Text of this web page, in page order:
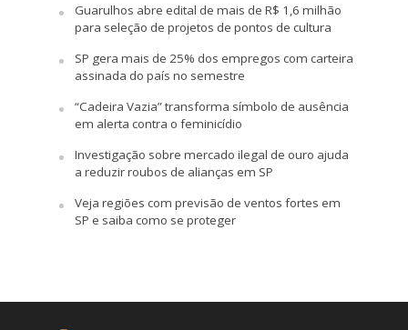
Guarulhos abre edital de mais de R$ 1,6 milhão
para seleção de projetos de pontos de cultura
SP gera mais de 25% dos empregos com carteira
assinada do país no semestre
“Cadeira Vazia” transforma símbolo de ausência
em alerta contra o feminicídio
Investigação sobre mercado ilegal de ouro ajuda
a reduzir roubos de alianças em SP
Veja regiões com previsão de ventos fortes em
SP e saiba como se proteger